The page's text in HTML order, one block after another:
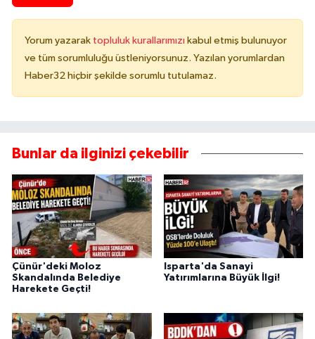
Yorum yazarak topluluk kurallarımızı kabul etmiş bulunuyor
ve tüm sorumluluğu üstleniyorsunuz. Yazılan yorumlardan
Haber32 hiçbir şekilde sorumlu tutulamaz.
Bunlar da ilginizi çekebilir
Çünür'deki Moloz
Skandalında Belediye
Harekete Geçti!
Isparta'da Sanayi
Yatırımlarına Büyük İlgi!